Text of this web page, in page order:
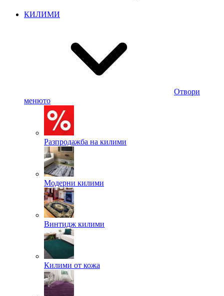
КИЛИМИ
Отвори
менюто
Разпродажба на килими
Модерни килими
Винтидж килими
Килими от кожа